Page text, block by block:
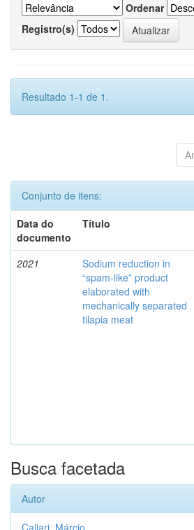
Ordenar
Registro(s)
Resultado 1-1 de 1.
Conjunto de itens:
Data do
documento
Título
2021
Sodium reduction in
“spam-like” product
elaborated with
mechanically separated
tilapia meat
Busca facetada
Autor